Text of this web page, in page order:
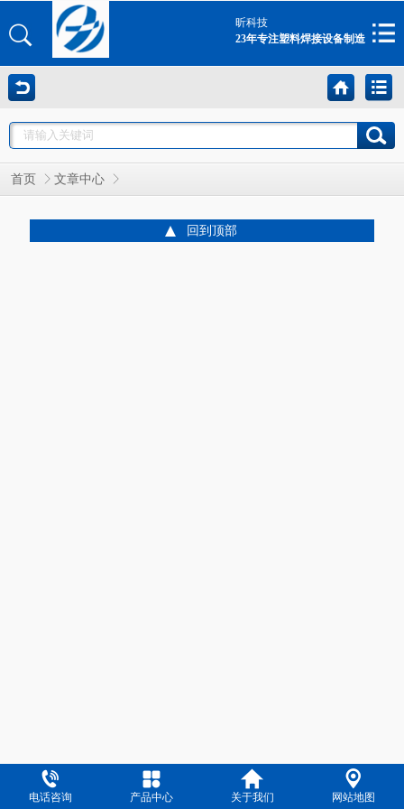
昕科技
23年专注塑料焊接设备制造
首页 文章中心
回到顶部
电话咨询 产品中心 关于我们 网站地图